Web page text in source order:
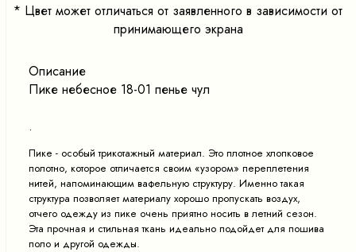
* Цвет может отличаться от заявленного в зависимости от
принимающего экрана
Описание
Пике небесное 18-01 пенье чул
.
Пике - особый трикотажный материал. Это плотное хлопковое
полотно, которое отличается своим «узором» переплетения
нитей, напоминающим вафельную структуру. Именно такая
структура позволяет материалу хорошо пропускать воздух,
отчего одежду из пике очень приятно носить в летний сезон.
Эта прочная и стильная ткань идеально подойдет для пошива
поло и другой одежды.